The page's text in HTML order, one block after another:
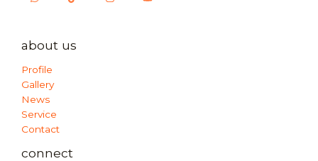
about us
Profile
Gallery
News
Service
Contact
connect